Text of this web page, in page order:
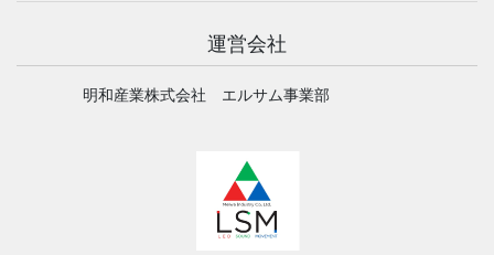
運営会社
明和産業株式会社 エルサム事業部